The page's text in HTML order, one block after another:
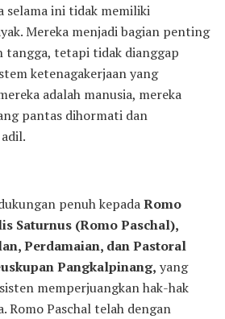
selama ini tidak memiliki
Mereka menjadi bagian penting
tangga, tetapi tidak dianggap
ketenagakerjaan yang
adalah manusia, mereka
pantas dihormati dan
penuh kepadaRomo
Saturnus (Romo Paschal),
Perdamaian, dan Pastoral
Pangkalpinang, yang
memperjuangkan hak-hak
Romo Paschal telah dengan